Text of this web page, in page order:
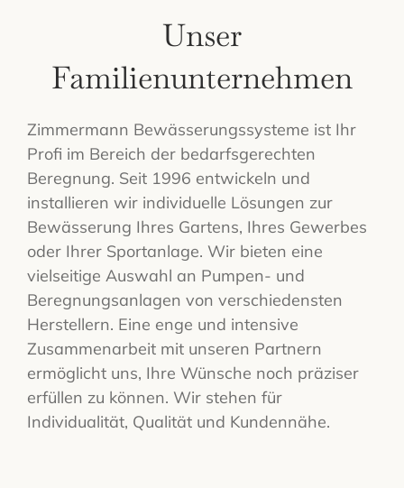
Unser
Familienunternehmen
Zimmermann Bewässerungssysteme ist Ihr
Profi im Bereich der bedarfsgerechten
Beregnung. Seit 1996 entwickeln und
installieren wir individuelle Lösungen zur
Bewässerung Ihres Gartens, Ihres Gewerbes
oder Ihrer Sportanlage. Wir bieten eine
vielseitige Auswahl an Pumpen- und
Beregnungsanlagen von verschiedensten
Herstellern. Eine enge und intensive
Zusammenarbeit mit unseren Partnern
ermöglicht uns, Ihre Wünsche noch präziser
erfüllen zu können. Wir stehen für
Individualität, Qualität und Kundennähe.